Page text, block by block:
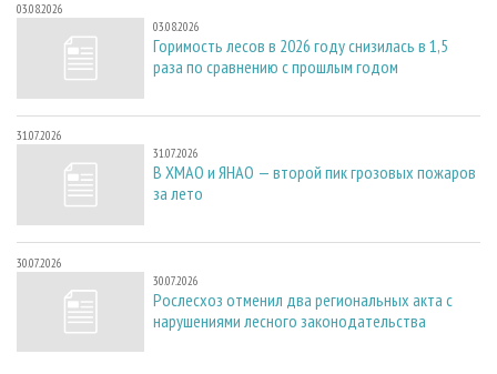
03.08.2026
03.08.2026
Горимость лесов в 2026 году снизилась в 1,5
раза по сравнению с прошлым годом
31.07.2026
31.07.2026
В ХМАО и ЯНАО — второй пик грозовых пожаров
за лето
30.07.2026
30.07.2026
Рослесхоз отменил два региональных акта с
нарушениями лесного законодательства